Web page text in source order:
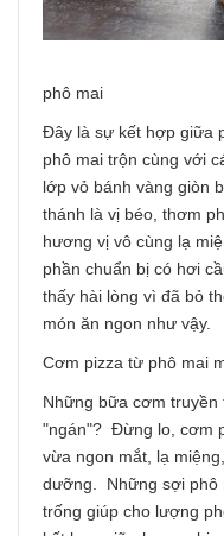
phô mai
Đây là sự kết hợp giữa
phô mai trộn cùng với
lớp vỏ bánh vàng giòn
thánh là vị béo, thơm
hương vị vô cùng lạ
phần chuẩn bị có hơi
thấy hài lòng vì đã bỏ
món ăn ngon như vậy.
Cơm pizza từ phô mai
Những bữa cơm truyền
"ngán"? Đừng lo, cơm
vừa ngon mắt, lạ
dưỡng. Những sợi phô
trống giúp cho lượng